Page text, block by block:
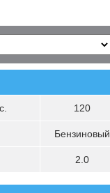
120
Бензиновый
2.0